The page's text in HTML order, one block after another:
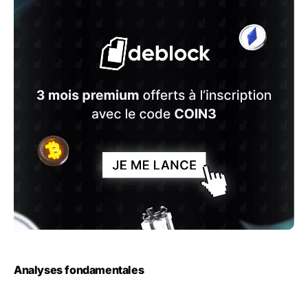
Analyses fondamentales